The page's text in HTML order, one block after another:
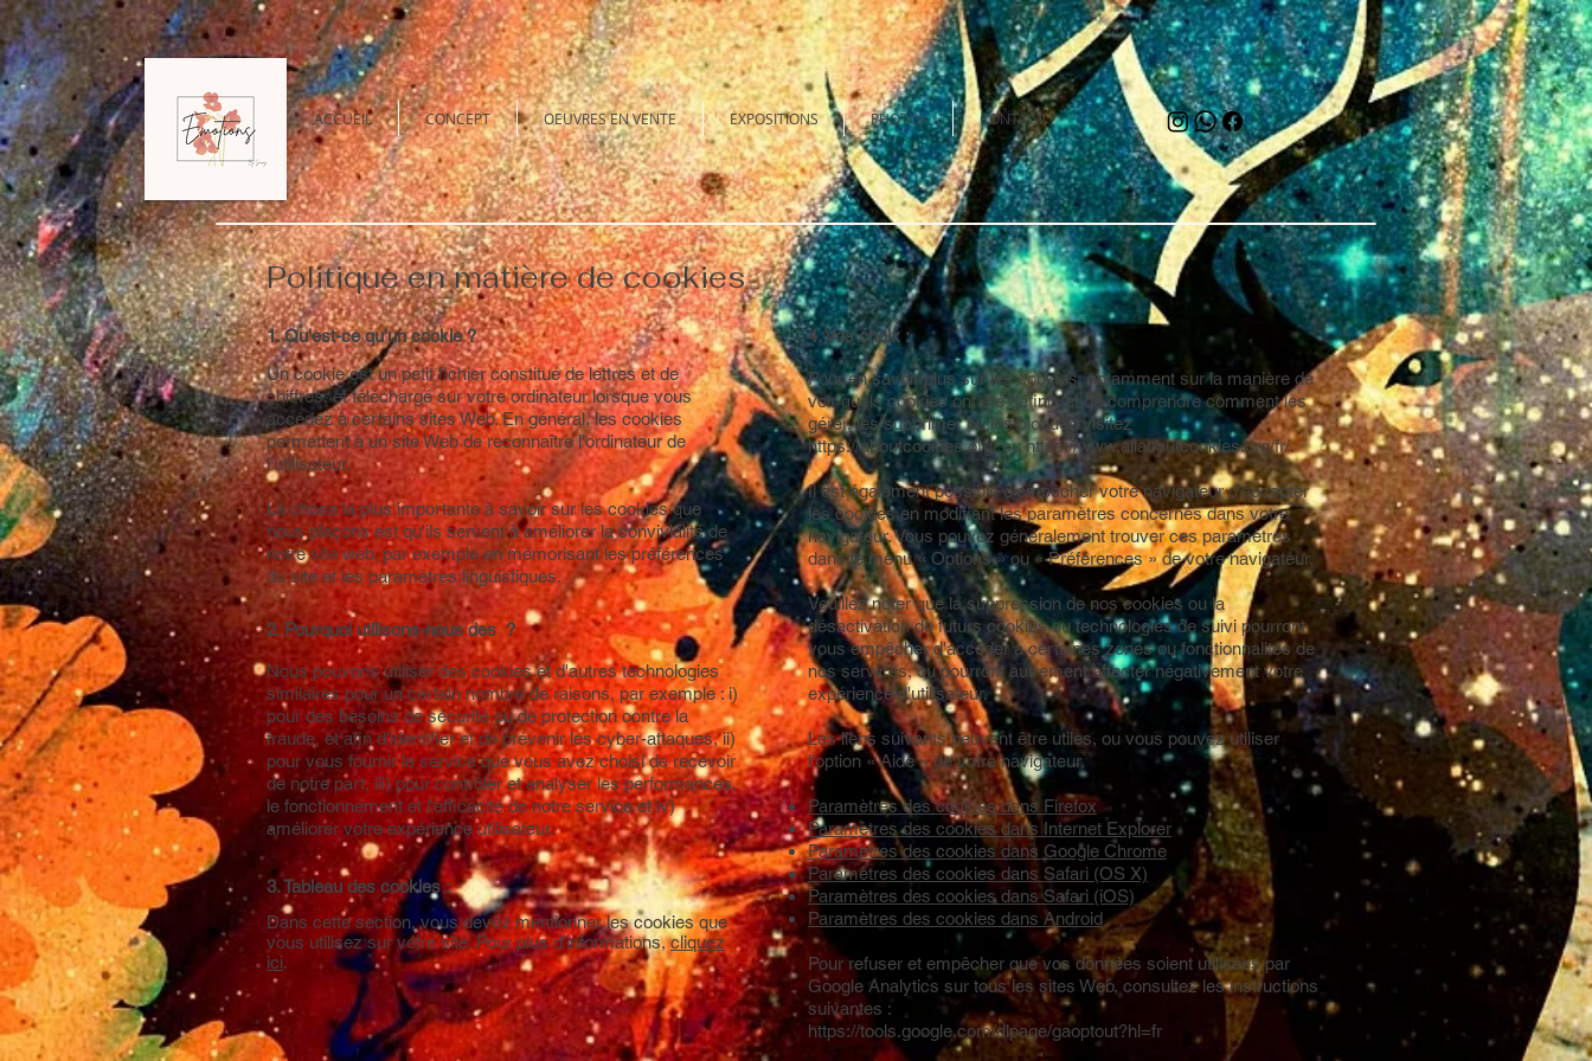
ACCUEIL CONCEPT OEUVRES EN VENTE EXPOSITIONS PHOTOS CONTACT
Politique en matière de cookies
1. Qu'est-ce qu'un cookie ?
Un cookie est un petit fichier constitué de lettres et de
chiffres, et téléchargé sur votre ordinateur lorsque vous
accédez à certains sites Web. En général, les cookies
permettent à un site Web de reconnaître l'ordinateur de
l’utilisateur.
La chose la plus importante à savoir sur les cookies que
nous plaçons est qu'ils servent à améliorer la convivialité de
notre site web, par exemple en mémorisant les préférences
du site et les paramètres linguistiques.
2. Pourquoi utilisons-nous des ?
Nous pouvons utiliser des cookies et d'autres technologies
similaires pour un certain nombre de raisons, par exemple : i)
pour des besoins de sécurité ou de protection contre la
fraude, et afin d'identifier et de prévenir les cyber-attaques, ii)
pour vous fournir le service que vous avez choisi de recevoir
de notre part, iii) pour contrôler et analyser les performances,
le fonctionnement et l'efficacité de notre service et iv)
améliorer votre expérience utilisateur.
3. Tableau des cookies :
Dans cette section, vous devez mentionner les cookies que
vous utilisez sur votre site. Pour plus d'informations,cliquez
ici.
4. Vos choix :
Pour en savoir plus sur les cookies, notamment sur la manière de
voir quels cookies ont été définis et de comprendre comment les
gérer, les supprimer ou les bloquer, visitez
https://aboutcookies.org/ouhttps://www.allaboutcookies.org/fr/.
Il est également possible d'empêcher votre navigateur d'accepter
les cookies en modifiant les paramètres concernés dans votre
navigateur. Vous pouvez généralement trouver ces paramètres
dans le menu « Options » ou « Préférences » de votre navigateur.
Veuillez noter que la suppression de nos cookies ou la
désactivation de futurs cookies ou technologies de suivi pourront
vous empêcher d'accéder à certaines zones ou fonctionnalités de
nos services, ou pourront autrement affecter négativement votre
expérience d'utilisateur.
Les liens suivants peuvent être utiles, ou vous pouvez utiliser
l'option « Aide » de votre navigateur.
Paramètres des cookies dans Firefox
Paramètres des cookies dans Internet Explorer
Paramètres des cookies dans Google Chrome
Paramètres des cookies dans Safari (OS X)
Paramètres des cookies dans Safari (iOS)
Paramètres des cookies dans Android
Pour refuser et empêcher que vos données soient utilisées par
Google Analytics sur tous les sites Web, consultez les instructions
suivantes :
https://tools.google.com/dlpage/gaoptout?hl=fr